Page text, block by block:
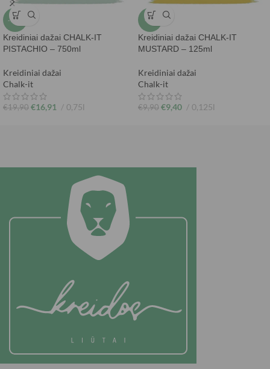
-15%
Kreidiniai dažai CHALK-IT
PISTACHIO – 750ml
Kreidiniai dažai
Chalk-it
€19,90 €16,91 0,75l
-5%
Kreidiniai dažai CHALK-IT
MUSTARD – 125ml
Kreidiniai dažai
Chalk-it
€9,90 €9,40 0,125l